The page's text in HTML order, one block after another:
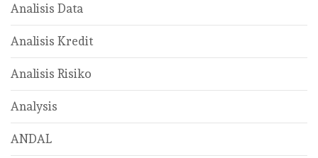
Analisis Data
Analisis Kredit
Analisis Risiko
Analysis
ANDAL